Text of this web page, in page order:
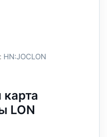
HN:JOCLON
LON